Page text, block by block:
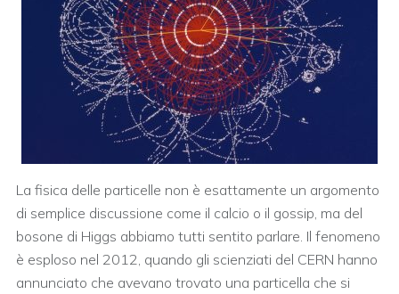
La fisica delle particelle non è esattamente un argomento
di semplice discussione come il calcio o il gossip, ma del
bosone di Higgs abbiamo tutti sentito parlare. Il fenomeno
è esploso nel 2012, quando gli scienziati del CERN hanno
annunciato che avevano trovato una particella che si